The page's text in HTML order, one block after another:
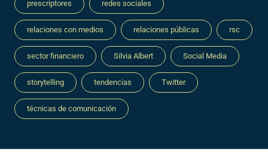
prescriptores redes sociales
relaciones con medios relaciones públicas rsc
sector financiero Silvia Albert Social Media
storytelling tendencias Twitter
técnicas de comunicación